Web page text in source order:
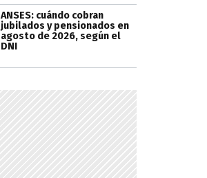
ANSES: cuándo cobran
jubilados y pensionados en
agosto de 2026, según el
DNI